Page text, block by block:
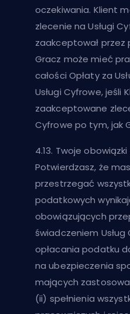
oczekiwania. Klient
zlecenie na Usługi
zaakceptował przez
Gracz może mieć
całości Opłaty za
Usługi Cyfrowe, jeśli
zaakceptowane
Cyfrowe po tym, jak
4.13. Twoje
Potwierdzasz, że
przestrzegać
podatkowych
obowiązujących
świadczeniem
opłacania podatku
na ubezpieczenia
mających
(ii) spełnienia